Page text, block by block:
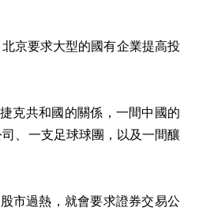
京要求大型的國有企業提高投
克共和國的關係，一間中國的
、一支足球球團，以及一間釀
市過熱，就會要求證券交易公